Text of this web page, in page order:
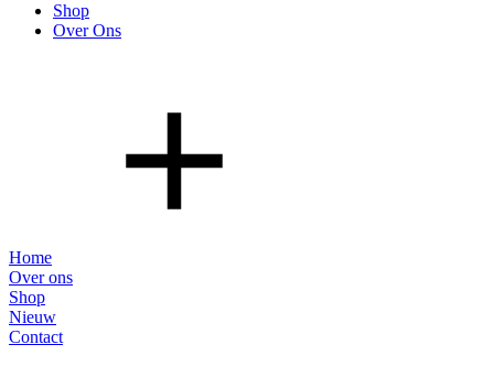
Shop
Over Ons
Home
Over ons
Shop
Nieuw
Contact